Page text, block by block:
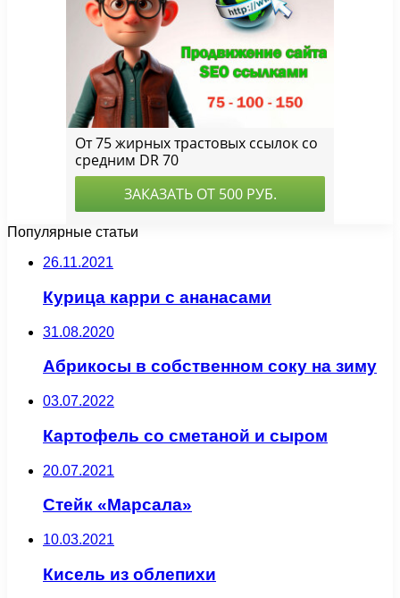
Популярные статьи
26.11.2021
Курица карри с ананасами
31.08.2020
Абрикосы в собственном соку на зиму
03.07.2022
Картофель со сметаной и сыром
20.07.2021
Стейк «Марсала»
10.03.2021
Кисель из облепихи